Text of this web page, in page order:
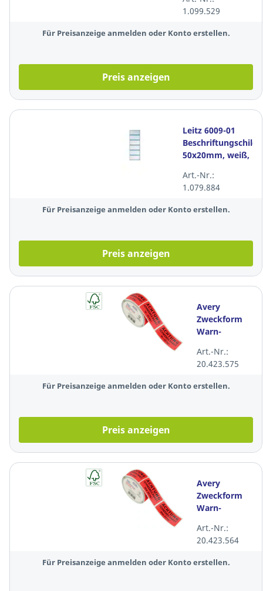
selbstklebend,
100 St.
1.099.529
Für Preisanzeige anmelden oder Konto erstellen.
Preis anzeigen
Leitz 6009-01
Beschriftungschild,
50x20mm, weiß,
Art.-Nr.:
1.079.884
Für Preisanzeige anmelden oder Konto erstellen.
Preis anzeigen
Avery
Zweckform
Warn-
"Schweres
Paket 10-
20kg!",
Art.-Nr.:
20.423.575
Für Preisanzeige anmelden oder Konto erstellen.
Preis anzeigen
Avery
Zweckform
Warn-
"Schweres
Paket über
20kg!"
Art.-Nr.:
20.423.564
Für Preisanzeige anmelden oder Konto erstellen.